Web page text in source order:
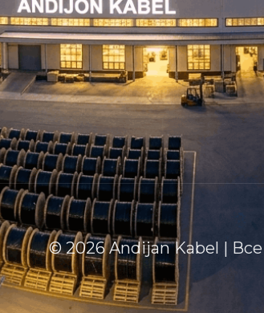
© 2026 Andijan Kabel |